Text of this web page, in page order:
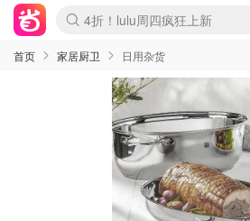
Boticinal 夏促开抢！
4折！lulu周四疯狂上新
还没结束！&OtherStories大促
Joybuy变相75折 随时失效
速领！Stanley独家85折
疑似霸哥！Camper额外叠85折
Zalando 奥莱闪促！每日更新
Moncler反季囤！5折起+叠9折
Coach Brooklyn仅€192
首页 家居厨卫 日用杂货